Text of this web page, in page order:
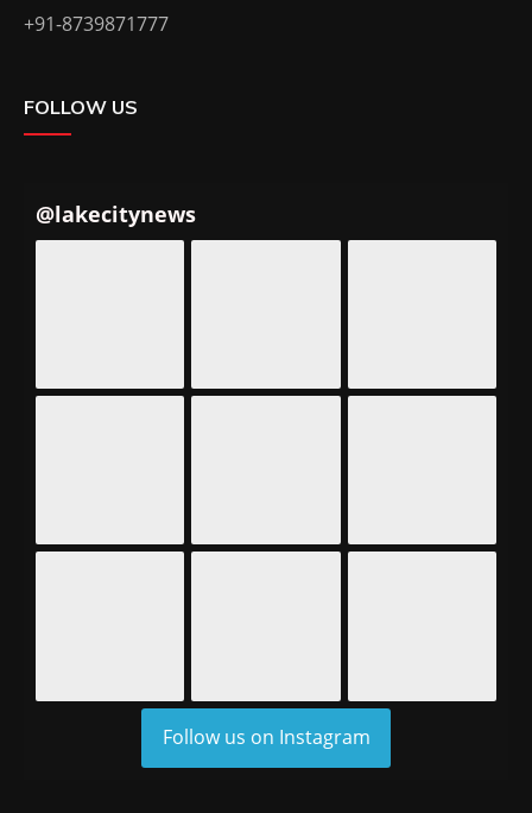
+91-8739871777
FOLLOW US
@lakecitynews
Follow us on Instagram